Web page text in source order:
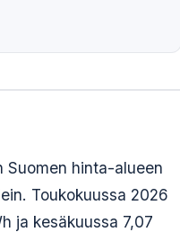
Suomen hinta-alueen
Toukokuussa 2026
ja kesäkuussa 7,07